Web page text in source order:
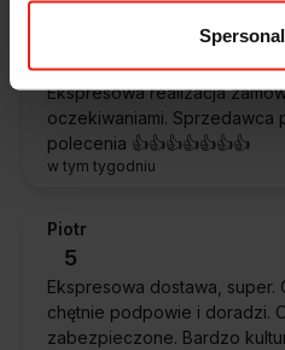
5
Ekspresowa realizacja
oczekiwaniami. Sprzedawca
polecenia 👍️👍️👍️👍️👍️👍️👍️
w tym tygodniu
Piotr
5
Ekspresowa dostawa, super.
chętnie podpowie i doradzi.
zabezpieczone. Bardzo